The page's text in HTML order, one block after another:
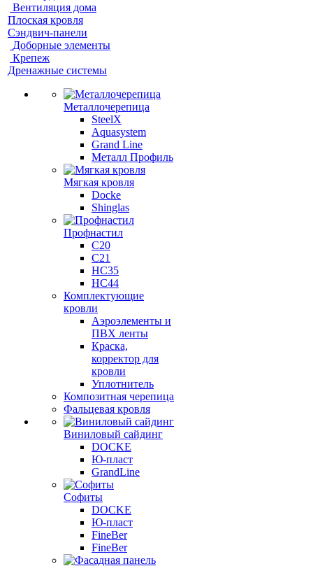
Вентиляция дома
Плоская кровля
Сэндвич-панели
Доборные элементы
Крепеж
Дренажные системы
Металлочерепица
SteelX
Aquasystem
Grand Line
Металл Профиль
Мягкая кровля
Docke
Shinglas
Профнастил
C20
C21
НС35
НС44
Комплектующие
кровли
Аэроэлементы и
ПВХ ленты
Краска,
корректор для
кровли
Уплотнитель
Композитная черепица
Фальцевая кровля
Виниловый сайдинг
DOCKE
Ю-пласт
GrandLine
Софиты
DOCKE
Ю-пласт
FineBer
FineBer